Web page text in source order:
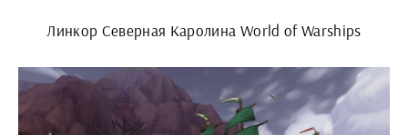
Линкор Северная Каролина World of Warships